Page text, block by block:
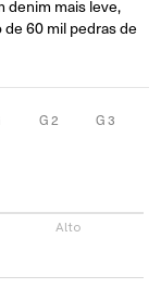
denim mais leve,
de 60 mil pedras de
G2 G3